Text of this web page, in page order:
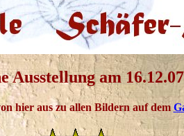
Ausstellung am
hier aus zu allen Bildern auf dem